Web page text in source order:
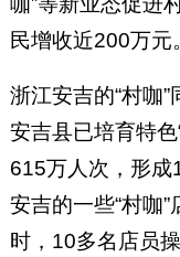
民增收近200万元
浙江安吉的“村咖
安吉县已培育特
615万人次，形成
安吉的一些“村咖
时，10多名店员